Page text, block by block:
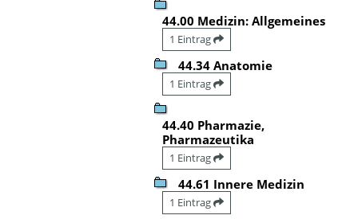
44.00 Medizin: Allgemeines
1 Eintrag
44.34 Anatomie
1 Eintrag
44.40 Pharmazie,
Pharmazeutika
1 Eintrag
44.61 Innere Medizin
1 Eintrag